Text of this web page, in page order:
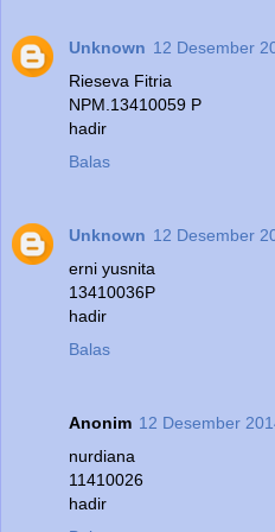
Unknown 12 Desember
Rieseva Fitria
NPM.13410059 P
hadir
Balas
Unknown 12 Desember
erni yusnita
13410036P
hadir
Balas
Anonim 12 Desember
nurdiana
11410026
hadir